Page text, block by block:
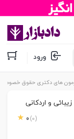
ورود
های دکتری حقوق خصوصی |
و اردکانی
0 (0)